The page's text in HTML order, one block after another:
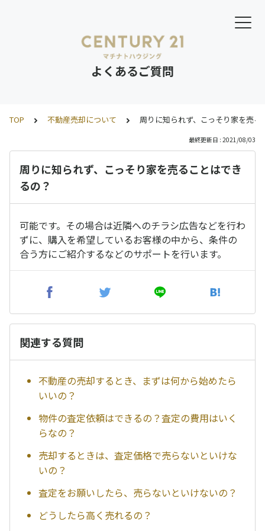
よくあるご質問
TOP 不動産売却について 周りに知られず、こっそり家を売
最終更新日 : 2021/08/03
周りに知られず、こっそり家を売ることはでき
るの？
可能です。その場合は近隣へのチラシ広告などを行わ
ずに、購入を希望しているお客様の中から、条件の
合う方にご紹介するなどのサポートを行います。
関連する質問
不動産の売却するとき、まずは何から始めたら
いいの？
物件の査定依頼はできるの？査定の費用はいく
らなの？
売却するときは、査定価格で売らないといけな
いの？
査定をお願いしたら、売らないといけないの？
どうしたら高く売れるの？